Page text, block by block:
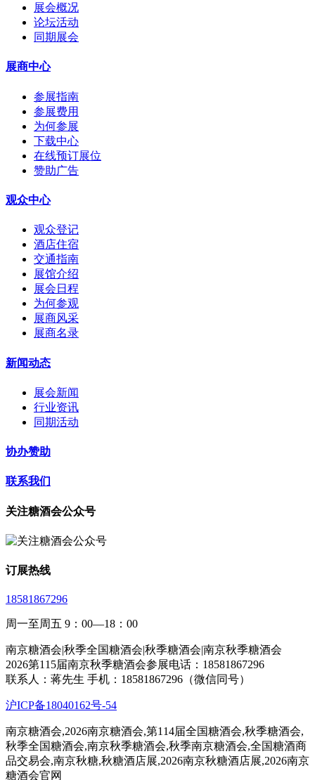
展会概况
论坛活动
同期展会
展商中心
参展指南
参展费用
为何参展
下载中心
在线预订展位
赞助广告
观众中心
观众登记
酒店住宿
交通指南
展馆介绍
展会日程
为何参观
展商风采
展商名录
新闻动态
展会新闻
行业资讯
同期活动
协办赞助
联系我们
关注糖酒会公众号
订展热线
18581867296
周一至周五 9：00—18：00
南京糖酒会|秋季全国糖酒会|秋季糖酒会|南京秋季糖酒会
2026第115届南京秋季糖酒会参展电话：18581867296
联系人：蒋先生 手机：18581867296（微信同号）
沪ICP备18040162号-54
南京糖酒会,2026南京糖酒会,第114届全国糖酒会,秋季糖酒会,
秋季全国糖酒会,南京秋季糖酒会,秋季南京糖酒会,全国糖酒商
品交易会,南京秋糖,秋糖酒店展,2026南京秋糖酒店展,2026南京
糖酒会官网